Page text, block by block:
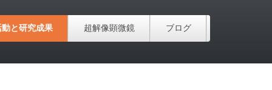
動と研究成果 超解像顕微鏡 ブログ